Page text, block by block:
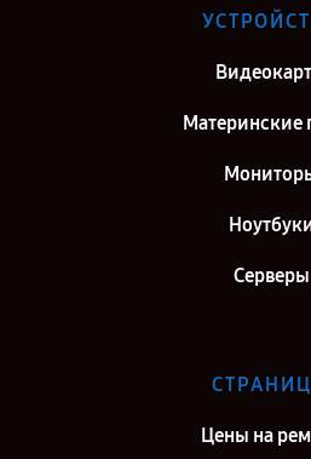
Ремонт монитора Gigabyte
Ремонт монитора Gigabyte Aorus
Материнские
Серверы
Цены на